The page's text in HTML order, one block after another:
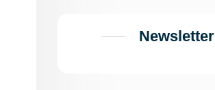
Newsletter